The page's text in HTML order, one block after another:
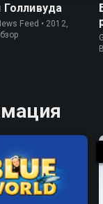
Feed • 2012,